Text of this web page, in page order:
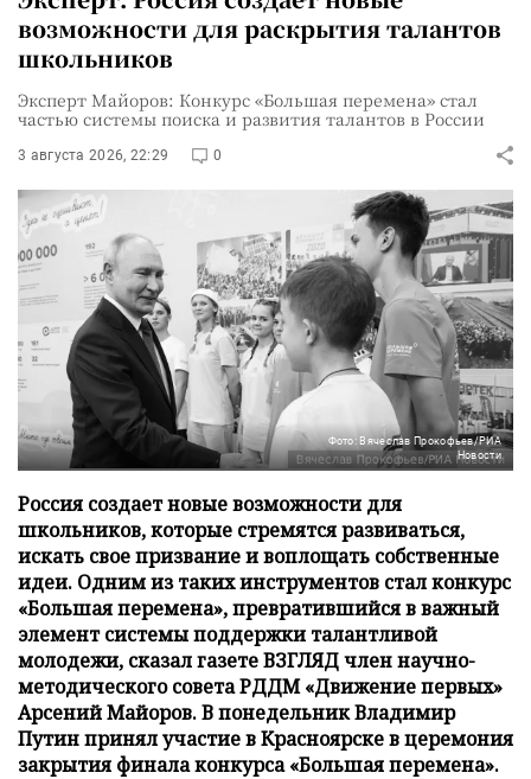
возможности для раскрытия талантов
школьников
Эксперт Майоров: Конкурс «Большая перемена» стал
частью системы поиска и развития талантов в России
3 августа 2026, 22:29 0
Фото: Вячеслав Прокофьев/РИА
Новости
Россия создает новые возможности для
школьников, которые стремятся развиваться,
искать свое призвание и воплощать собственные
идеи. Одним из таких инструментов стал конкурс
«Большая перемена», превратившийся в важный
элемент системы поддержки талантливой
молодежи, сказал газете ВЗГЛЯД член научно-
методического совета РДДМ «Движение первых»
Арсений Майоров. В понедельник Владимир
Путин принял участие в Красноярске в церемония
закрытия финала конкурса «Большая перемена».